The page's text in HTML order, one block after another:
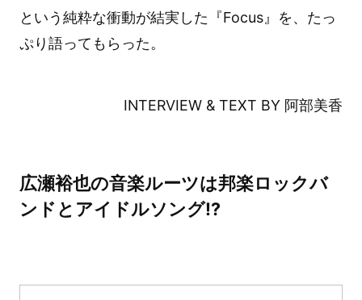
という純粋な衝動が結実した『Focus』を、たっ
ぷり語ってもらった。
INTERVIEW & TEXT BY 阿部美香
広瀬裕也の音楽ルーツは邦楽ロックバ
ンドとアイドルソング!?